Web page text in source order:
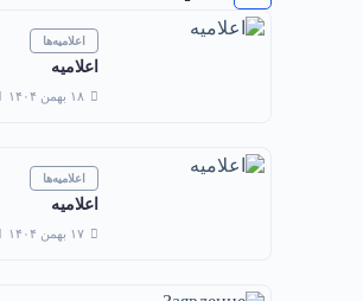
اعلامیه‌ها
اعلامیه
۱۸ بهمن ۱۴۰۴
اعلامیه‌ها
اعلامیه
۱۷ بهمن ۱۴۰۴